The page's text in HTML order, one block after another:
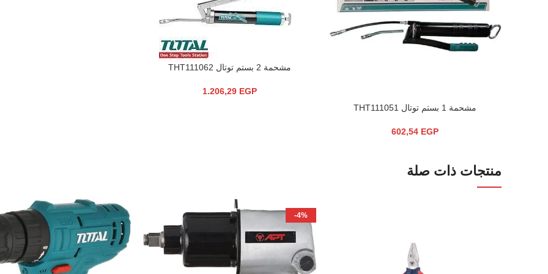
قراءة المزيد
مشحمة 1 بستم توتال THT111051
602,54 EGP
قراءة المزيد
مشحمة 2 بستم توتال THT111062
1.206,29 EGP
منتجات ذات صلة
-4%